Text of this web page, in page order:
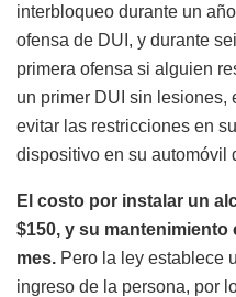
interbloqueo durante un
ofensa de DUI, y durante
primera ofensa si alguien
un primer DUI sin lesiones,
evitar las restricciones en
dispositivo en su automóvil
El costo por instalar un
$150, y su mantenimiento
mes. Pero la ley establece
ingreso de la persona, por